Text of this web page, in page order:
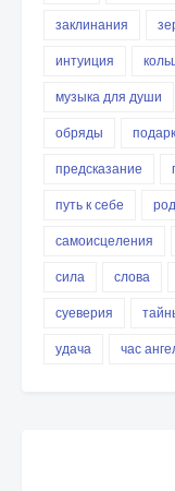
заклинания
интуиция
музыка для души
обряды
предсказание
путь к себе
самоисцеления
сила
слова
суеверия
удача
час